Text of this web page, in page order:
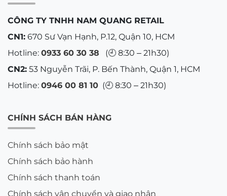
CÔNG TY TNHH NAM QUANG RETAIL
CN1: 670 Sư Vạn Hạnh, P.12, Quận 10, HCM
Hotline: 0933 60 30 38 (🕘 8:30 – 21h30)
CN2: 53 Nguyễn Trãi, P. Bến Thành, Quận 1, HCM
Hotline: 0946 00 81 10 (🕘 8:30 – 21h30)
CHÍNH SÁCH BÁN HÀNG
Chính sách bảo mật
Chính sách bảo hành
Chính sách thanh toán
Chính sách vận chuyển và giao nhận